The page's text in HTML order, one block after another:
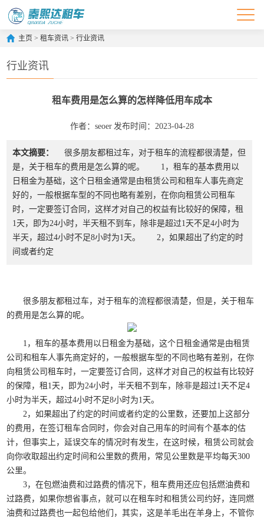
主页 >租车资讯 >行业资讯
行业资讯
租车费用是怎么算的怎样降低用车成本
作者：seoer 发布时间：2023-04-28
本文摘要：
很多朋友都租过车，对于租车的流程都很清楚，但
是，关于租车的费用是怎么算的呢。 1，租车的基本费用以
日租金为基础，这个日租金通常是由租赁公司和租车人事先商定
好的，一般根据车型的不同也略有差别，在你向租赁公司租车
时，一定要签订合同，这样才对自己的权益有比较好的保障，租
1天，即为24小时，半天租不到车，除非是超过1天不足4小时为
半天，超过4小时不足8小时为1天。 2，如果超出了约定的时
间或者约定
很多朋友都租过车，对于租车的流程都很清楚，但是，关于租车
的费用是怎么算的呢。
1，租车的基本费用以日租金为基础，这个日租金通常是由租赁
公司和租车人事先商定好的，一般根据车型的不同也略有差别，在你
向租赁公司租车时，一定要签订合同，这样才对自己的权益有比较好
的保障，租1天，即为24小时，半天租不到车，除非是超过1天不足4
小时为半天，超过4小时不足8小时为1天。
2，如果超出了约定的时间或者约定的公里数，还要加上这部分
的费用，在签订租车合同时，你会对自己用车的时间有个基本的估
计，但事实上，延误交车的情况时有发生，在这时候，租赁公司就会
向你收取超出约定时间和公里数的费用，常见公里数是平均每天300
公里。
3，在包燃油费和过路费的情况下，租车费用还应包括燃油费和
过路费，如果你想省事点，就可以在租车时和租赁公司约好，连同燃
油费和过路费也一起包给他们，其实，这是羊毛出在羊身上，不管你